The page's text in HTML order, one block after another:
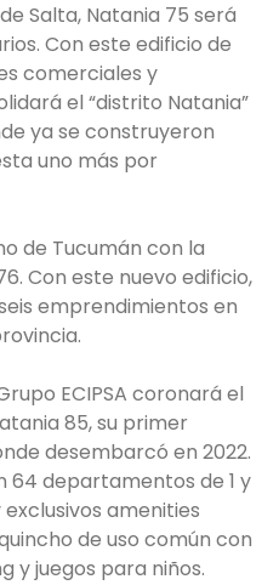
Salta, Natania 75 será
Con este edificio de
comerciales y
el “distrito Natania”
ya se construyeron
uno más por
de Tucumán con la
Con este nuevo edificio,
emprendimientos en
ECIPSA coronará el
85, su primer
desembarcó en 2022.
64 departamentos de 1 y
amenities
de uso común con
y juegos para niños.